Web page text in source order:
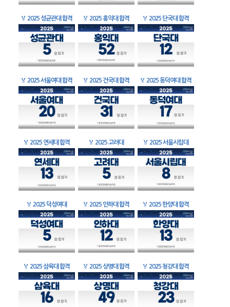
🏅 2025 성균관대 합격 🏅 2025 홍익대 합격 🏅 2025 단국대 합격
🏅 2025 서울여대 합격 🏅 2025 건국대 합격 🏅 2025 동덕여대 합격
🏅 2025 연세대 합격 🏅 2025 고려대 🏅 2025 서울시립대
🏅 2025 덕성여대 🏅 2025 인하대 합격 🏅 2025 한양대 합격
🏅 2025 삼육대 합격 🏅 2025 상명대 합격 🏅 2025 청강대 합격